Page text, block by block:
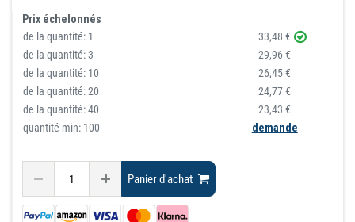
Prix échelonnés
de la quantité: 1
33,48 €
de la quantité:3
29,96 €
de la quantité: 10
26,45 €
de la quantité:20
24,77 €
de la quantité:40
23,43 €
quantité min: 100
demande
Panier d'achat